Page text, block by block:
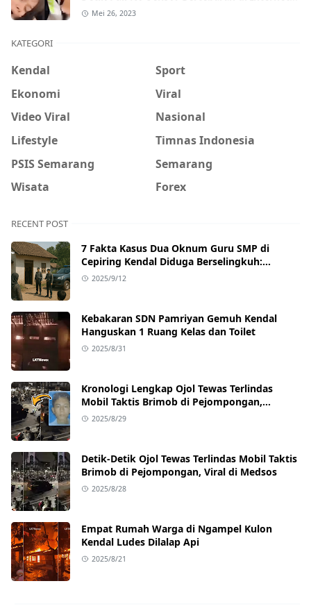
Hati-Hati Phising!
Mei 26, 2023
KATEGORI
Kendal
Sport
Ekonomi
Viral
Video Viral
Nasional
Lifestyle
Timnas Indonesia
PSIS Semarang
Semarang
Wisata
Forex
RECENT POST
7 Fakta Kasus Dua Oknum Guru SMP di
Cepiring Kendal Diduga Berselingkuh:
Kronologi, Pengakuan, hingga Sanksi
2025/9/12
Kebakaran SDN Pamriyan Gemuh Kendal
Hanguskan 1 Ruang Kelas dan Toilet
2025/8/31
Kronologi Lengkap Ojol Tewas Terlindas
Mobil Taktis Brimob di Pejompongan,
Ternyata Sedang Antar Orderan
2025/8/29
Detik-Detik Ojol Tewas Terlindas Mobil Taktis
Brimob di Pejompongan, Viral di Medsos
2025/8/28
Empat Rumah Warga di Ngampel Kulon
Kendal Ludes Dilalap Api
2025/8/21